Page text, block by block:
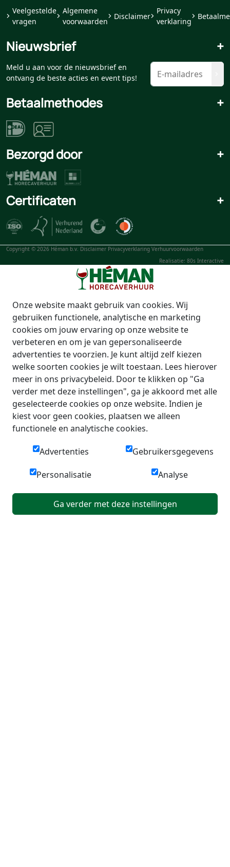
Veelgestelde
vragen
Algemene
voorwaarden
Disclaimer
Privacy
verklaring
Nieuwsbrief +
Meld u aan voor de nieuwsbrief en
ontvang de beste acties en event tips!
Betaalmethodes +
Bezorgd door +
Certificaten +
Copyright © 2026 Héman b.v. Disclaimer Privacyverklaring Verhuurvoorwaarden
Realisatie: 80s Interactive
Onze website maakt gebruik van cookies. Wij
gebruiken functionele, analytische en marketing
cookies om jouw ervaring op onze website te
verbeteren en om je van gepersonaliseerde
advertenties te voorzien. Je kunt altijd zelf kiezen
welke soorten cookies je wilt toestaan. Lees hierover
meer in ons privacybeleid. Door te klikken op "Ga
verder met deze instellingen", ga je akkoord met alle
geselecteerde cookies op onze website. Indien je
kiest voor geen cookies, plaatsen we alleen
functionele en analytische cookies.
Advertenties Gebruikersgegevens
Personalisatie Analyse
Ga verder met deze instellingen